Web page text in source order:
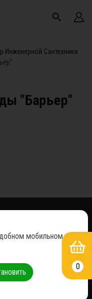
Инженерной Сантехники
"Барьер"
0
мобильном